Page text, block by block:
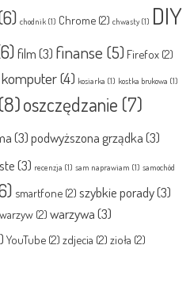
chodnik(1) Chrome(2) chwasty(1) DIY
film(3) finanse (5) Firefox(2)
komputer(4) kosiarka (1) kostka brukowa (1)
(8)oszczędzanie (7)
(3)podwyższona grządka(3)
(3) recenzja (1) sam naprawiam (1) samochód
smartfone(2) szybkie porady(3)
(2) warzywa(3)
YouTube(2) zdjecia (2) zioła (2)